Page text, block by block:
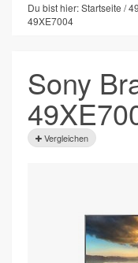
Du bist hier:Startseite
49XE7004
Sony
Vergleichen